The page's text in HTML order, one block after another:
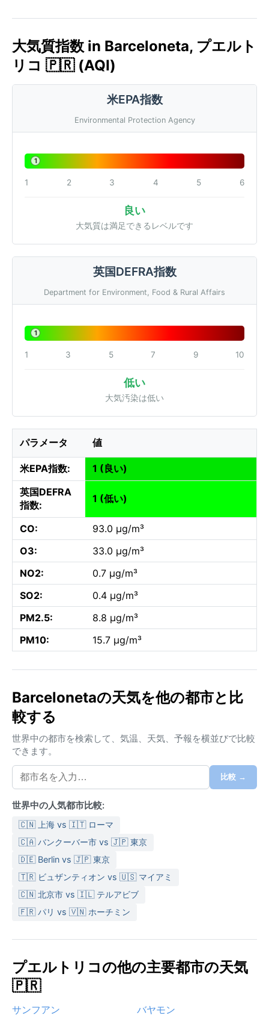
大気質指数 in Barceloneta, プエルト
リコ 🇵🇷 (AQI)
米EPA指数
Environmental Protection Agency
1
1 2 3 4 5 6
良い
大気質は満足できるレベルです
英国DEFRA指数
Department for Environment, Food & Rural Affairs
1
1 3 5 7 9 10
低い
大気汚染は低い
パラメータ 値
米EPA指数:
1 (良い)
英国DEFRA
指数:
1 (低い)
CO:
93.0 µg/m³
O3:
33.0 µg/m³
NO2:
0.7 µg/m³
SO2:
0.4 µg/m³
PM2.5:
8.8 µg/m³
PM10:
15.7 µg/m³
Barcelonetaの天気を他の都市と比
較する
世界中の都市を検索して、気温、天気、予報を横並びで比較
できます。
比較 →
世界中の人気都市比較:
🇨🇳 上海 vs 🇮🇹 ローマ
🇨🇦 バンクーバー市 vs 🇯🇵 東京
🇩🇪 Berlin vs 🇯🇵 東京
🇹🇷 ビュザンティオン vs 🇺🇸 マイアミ
🇨🇳 北京市 vs 🇮🇱 テルアビブ
🇫🇷 パリ vs 🇻🇳 ホーチミン
プエルトリコの他の主要都市の天気
🇵🇷
サンフアン
バヤモン